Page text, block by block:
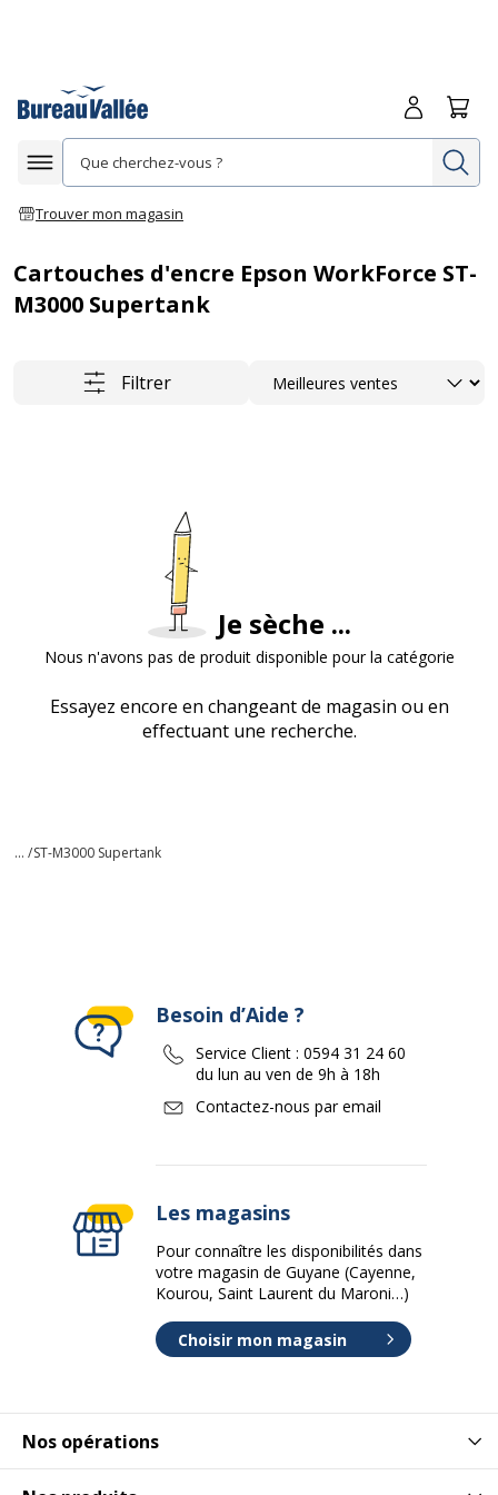
Afficher la navigation
Trouver mon magasin
Me
Cartouches d'encre Epson WorkForce ST-
M3000 Supertank
Filtrer Trier
Je sèche ...
Nous n'avons pas de produit disponible pour la catégorie
Essayez encore en changeant de magasin ou en
effectuant une recherche.
... /ST-M3000 Supertank
Nos opérations
Besoin d’Aide ?
Service Client : 0594 31 24 60
du lun au ven de 9h à 18h
Contactez-nous par email
Les magasins
Pour connaître les disponibilités dans
votre magasin de Guyane (Cayenne,
Kourou, Saint Laurent du Maroni…)
Choisir mon magasin